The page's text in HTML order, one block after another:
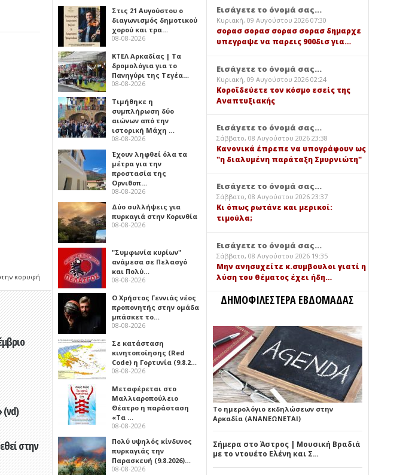
κορυφή
(vd)
στην
Στις 21 Αυγούστου ο
διαγωνισμός δημοτικού
χορού και τρα…
08-08-2026
ΚΤΕΛ Αρκαδίας | Τα
δρομολόγια για το
Πανηγύρι της Τεγέα…
08-08-2026
Τιμήθηκε η
συμπλήρωση δύο
αιώνων από την
ιστορική Μάχη …
08-08-2026
Έχουν ληφθεί όλα τα
μέτρα για την
προστασία της
Ορνιθοπ…
08-08-2026
Δύο συλλήψεις για
πυρκαγιά στην Κορινθία
08-08-2026
"Συμφωνία κυρίων"
ανάμεσα σε Πελασγό
και Πολύ…
08-08-2026
Ο Χρήστος Γεννιάς νέος
προπονητής στην ομάδα
μπάσκετ το…
08-08-2026
Σε κατάσταση
κινητοποίησης (Red
Code) η Γορτυνία (9.8.2…
08-08-2026
Μεταφέρεται στο
Μαλλιαροπούλειο
Θέατρο η παράσταση
«Τα …
08-08-2026
Πολύ υψηλός κίνδυνος
πυρκαγιάς την
Παρασκευή (9.8.2026)…
08-08-2026
Εισάγετε το όνομά σας...
Κυριακή, 09 Αυγούστου 2026 07:30
σορασ σορασ σορασ σορασ δημαρχε
υπεγραψε να παρεις 900δισ για…
Εισάγετε το όνομά σας...
Κυριακή, 09 Αυγούστου 2026 02:24
Κοροϊδεύετε τον κόσμο εσείς της
Αναπτυξιακής
Εισάγετε το όνομά σας...
Σάββατο, 08 Αυγούστου 2026 23:38
Κανονικά έπρεπε να υπογράφουν ως
"η διαλυμένη παράταξη Σμυρνιώτη"
Εισάγετε το όνομά σας...
Σάββατο, 08 Αυγούστου 2026 23:37
Κι όπως ρωτάνε και μερικοί:
τιμούλα;
Εισάγετε το όνομά σας...
Σάββατο, 08 Αυγούστου 2026 19:35
Μην ανησυχείτε κ.συμβουλοι γιατί η
λύση του θέματος έχει ήδη…
ΔΗΜΟΦΙΛΕΣΤΕΡΑ ΕΒΔΟΜΑΔΑΣ
Το ημερολόγιο εκδηλώσεων στην
Αρκαδία (ΑΝΑΝΕΩΝΕΤΑΙ)
Σήμερα στο Άστρος | Μουσική Βραδιά
με το ντουέτο Ελένη και Σ…